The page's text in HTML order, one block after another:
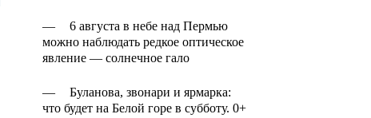
—
6 августа в небе над Пермью
можно наблюдать редкое оптическое
явление — солнечное гало
—
Буланова, звонари и ярмарка:
что будет на Белой горе в субботу. 0+